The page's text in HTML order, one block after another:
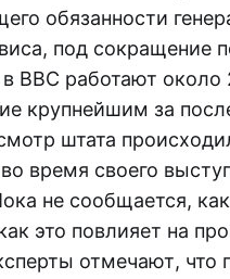
обязанности
под сокращение
BBC работают около
крупнейшим за
штата
время своего
не сообщается,
это повлияет на
отмечают,